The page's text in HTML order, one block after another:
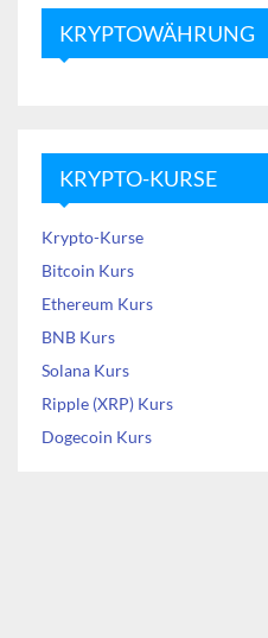
KRYPTOWÄHRUNG
KRYPTO-KURSE
Krypto-Kurse
Bitcoin Kurs
Ethereum Kurs
BNB Kurs
Solana Kurs
Ripple (XRP) Kurs
Dogecoin Kurs